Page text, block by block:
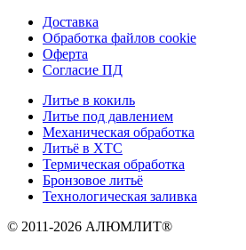
Доставка
Обработка файлов cookie
Оферта
Согласие ПД
Литье в кокиль
Литье под давлением
Механическая обработка
Литьё в ХТС
Термическая обработка
Бронзовое литьё
Технологическая заливка
© 2011-2026 АЛЮМЛИТ®